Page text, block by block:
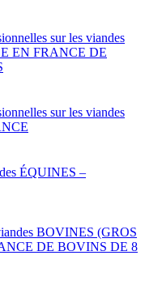
sur les viandes
EN FRANCE DE
sur les viandes
ÉQUINES –
BOVINES (GROS
DE BOVINS DE 8